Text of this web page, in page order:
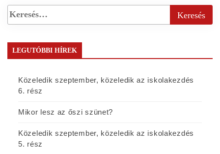
LEGUTÓBBI HÍREK
Közeledik szeptember, közeledik az iskolakezdés
6. rész
Mikor lesz az őszi szünet?
Közeledik szeptember, közeledik az iskolakezdés
5. rész